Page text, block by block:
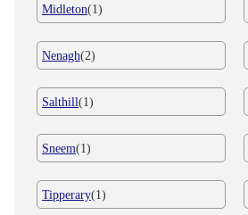
Midleton(1)
Nenagh(2)
Salthill(1)
Sneem(1)
Tipperary(1)